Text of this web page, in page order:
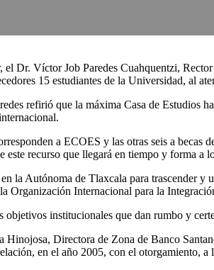
el Dr. Víctor Job Paredes Cuahquentzi,
15 estudiantes de la Universidad, al
refirió que la máxima Casa de Estudios
a ECOES y las otras seis a
recurso que llegará en tiempo y forma a
la Autónoma de Tlaxcala para trascender
Internacional para la
institucionales que dan rumbo y
Directora de Zona de Banco
en el año 2005, con el otorgamiento,